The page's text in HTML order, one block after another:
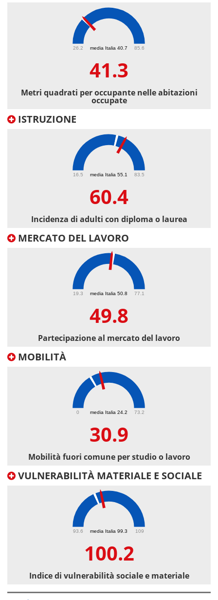
media Italia 40.7
26.2 85.6
41.3
Metri quadrati per occupante nelle abitazioni
occupate
ISTRUZIONE
media Italia 55.1
16.5 83.5
60.4
Incidenza di adulti con diploma o laurea
MERCATO DEL LAVORO
media Italia 50.8
19.3 77.1
49.8
Partecipazione al mercato del lavoro
MOBILITÀ
media Italia 24.2
0 73.2
30.9
Mobilità fuori comune per studio o lavoro
VULNERABILITÀ MATERIALE E SOCIALE
media Italia 99.3
93.6 109
100.2
Indice di vulnerabilità sociale e materiale